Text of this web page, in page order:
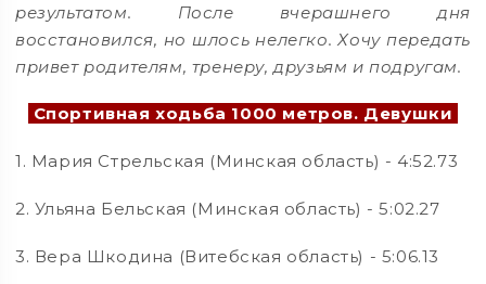
результатом. После вчерашнего дня
восстановился, но шлось нелегко. Хочу передать
привет родителям, тренеру, друзьям и подругам.
Спортивная ходьба 1000 метров. Девушки
1. Мария Стрельская (Минская область) - 4:52.73
2. Ульяна Бельская (Минская область) - 5:02.27
3. Вера Шкодина (Витебская область) - 5:06.13